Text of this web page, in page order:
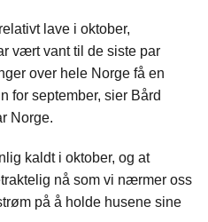
e
b
o
e
d
I
s
lave i oktober,
vært vant til de siste par
over hele Norge få en
for september, sier Bård
Norge.
kaldt i oktober, og at
nå som vi nærmer oss
på å holde husene sine